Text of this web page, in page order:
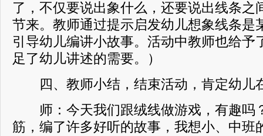
了，不仅要说出象什么，还要说出线条之
节来。教师通过提示启发幼儿想象线条是
引导幼儿编讲小故事。活动中教师也给予
足了幼儿讲述的需要。）
四、教师小结，结束活动，肯定幼儿
师：今天我们跟绒线做游戏，有趣吗
筋，编了许多好听的故事，我想小、中班